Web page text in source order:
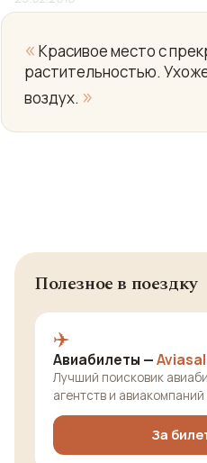
« Красивое место с
растительностью.
воздух. »
Полезное в поездку
✈️
Авиабилеты —
Лучший поисковик
агентств и авиакомпаний
За